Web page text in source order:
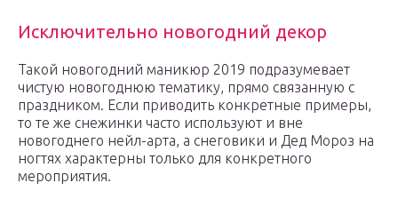
Исключительно новогодний декор
Такой новогодний маникюр 2019 подразумевает
чистую новогоднюю тематику, прямо связанную с
праздником. Если приводить конкретные примеры,
то те же снежинки часто используют и вне
новогоднего нейл-арта, а снеговики и Дед Мороз на
ногтях характерны только для конкретного
мероприятия.